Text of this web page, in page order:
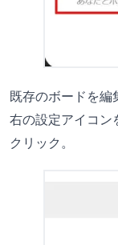
既存のボードを
右の設定アイコン
クリック。